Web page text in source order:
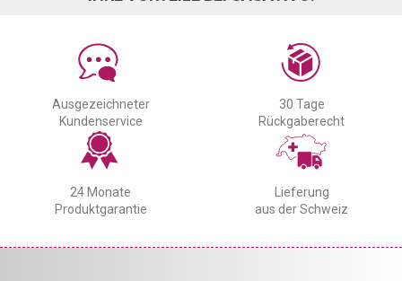
Ausgezeichneter
Kundenservice
30 Tage
Rückgaberecht
24 Monate
Produktgarantie
Lieferung
aus der Schweiz